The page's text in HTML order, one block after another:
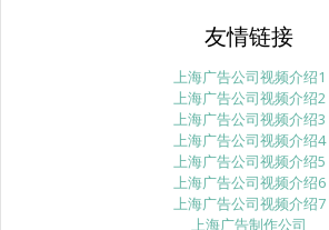
友情链接
上海广告公司视频介绍1
上海广告公司视频介绍2
上海广告公司视频介绍3
上海广告公司视频介绍4
上海广告公司视频介绍5
上海广告公司视频介绍6
上海广告公司视频介绍7
上海广告制作公司